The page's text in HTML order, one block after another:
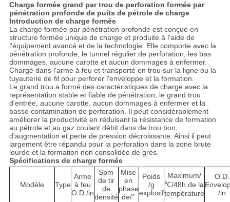
Charge formée grand par trou de perforation formée par
pénétration profonde de puits de pétrole de charge
Introduction de charge formée
La charge formée par pénétration profonde est conçue en
structure formée unique de charge et produite à l'aide de
l'équipement avancé et de la technologie. Elle comporte avec la
pénétration profonde, le tunnel régulier de perforation, les bas
dommages, aucune carotte et aucun dommages à enfermer.
Chargé dans l'arme à feu et transporté en trou sur la ligne ou la
tuyauterie de fil pour perforer l'enveloppe et la formation.
Le grand trou a formé des caractéristiques de charge avec la
représentation stable et fiable de pénétration, le grand trou
d'entrée, aucune carotte, aucun dommages à enfermer et la
basse contamination de perforation. Il peut considérablement
améliorer la productivité en réduisant la résistance de formation
au pétrole et au gaz coulant débit dans de trou bon,
d'augmentation et perte de pression décroissante. Ainsi il peut
largement être répandu pour la perforation dans la zone brute
lourde et la formation non consolidée de grès.
Spécifications de charge formée
Modèle Type
Arme
à feu
O.D./in
Spm
de tir
de
densité
Mise
en
phase
de/°
Poids
/g
explosif
Maximum/
℃/48h de la
température
O.D.
/in